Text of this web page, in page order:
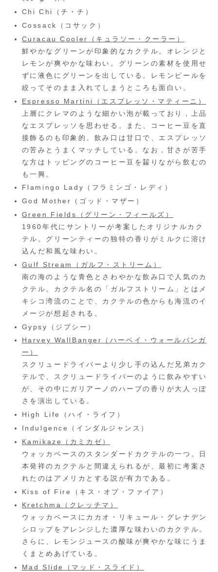
Chi Chi（チ・チ）
Cossack（コサック）
Curacau Cooler（キュラソー・クーラー）
鮮やかなグリーンが印象的なカクテル。オレンジと
レモンが爽やかな味わい。グリーンの素材を使用せ
ずに液色にグリーンを出している。レモンピールを
絞ってそのまま入れてしまうところも面白い。
Espresso Martini（エスプレッソ・マティーニ）
上層にクレマのような細かい泡が載っており，上品
なエスプレッソを思わせる。また、コーヒー豆を直
接飾るのも印象的。飲み口は甘口で、エスプレッソ
の苦みとうまくマッチしている。なお，甘さが苦手
な方はトッピングのコーヒー豆を齧りながら飲むの
も一興。
Flamingo Lady（フラミンゴ・レディ）
God Mother（ゴッド・マザー）
Green Fields（グリーン・フィールズ）
1960年代にサントリーが考案したオリジナルカク
テル。グリーンティーの独特の香りがミルクに溶け
込んだ和風な味わい。
Gulf Stream（ガルフ・ストリーム）
南の海のような青色とさわやかな飲み口で人気のカ
クテル。カクテル名の「ガルフストリーム」とはメ
キシコ湾流のことで、カクテルの色からも海流のイ
メージが想起される。
Gypsy（ジプシー）
Harvey WallBanger（ハーベイ・ウォールバンガ
ー）
スクリュードライバーより少し手の込んだ兄弟カク
テルで、スクリュードライバーのように飲みやすい
が、その中にガリアーノのハーブの香りが大人っぽ
さを演出している。
High Life（ハイ・ライフ）
Indulgence（インダルジャンス）
Kamikaze（カミカゼ）
ウォッカベースのスタンダードカクテルの一つ。日
本発祥のカクテルと間違えられるが、最初に考案さ
れたのはアメリカとする説が有力である。
Kiss of Fire（キス・オブ・ファイア）
Kretchma
（クレッチマ）
ウォッカベースにカカオ・リキュール・グレナデン
シロップをアレンジした濃厚な味わいのカクテル。
さらに、レモンジュースの酸味が爽やかな味にうま
くまとめあげている。
Mad Slide（マッド・スライド）